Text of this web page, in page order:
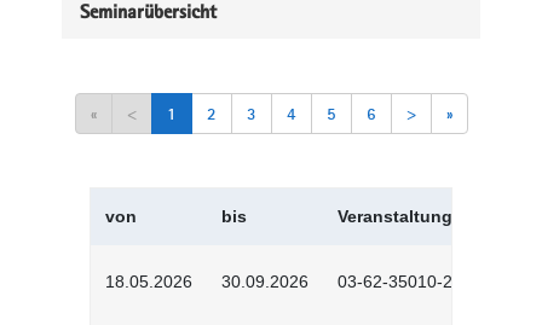
Seminarübersicht
« < 1 2 3 4 5 6 > »
von bis Veranstaltungskürzel
18.05.2026 30.09.2026 03-62-35010-2502